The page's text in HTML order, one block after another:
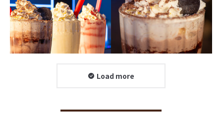
Load more